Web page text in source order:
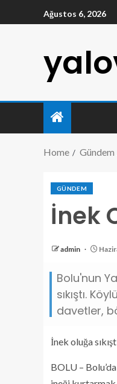
Ağustos 6, 2026
Home Gündem
GÜNDEM
İnek
admin
Bolu'nun
sıkıştı.
davetler,
İnek oluğa
BOLU –